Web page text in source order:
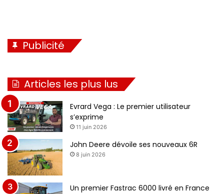
Publicité
Articles les plus lus
Evrard Vega : Le premier utilisateur
s’exprime
11 juin 2026
John Deere dévoile ses nouveaux 6R
8 juin 2026
Un premier Fastrac 6000 livré en France